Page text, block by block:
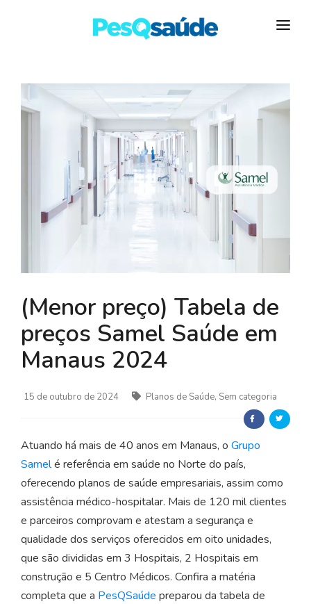
PLANOS DE SAÚDE
LABORATÓRIOS
(Menor preço) Tabela de
preços Samel Saúde em
Manaus 2024
15 de outubro de 2024 Planos de Saúde, Sem categoria
Atuando há mais de 40 anos em Manaus, o Grupo
Samelé referência em saúde no Norte do país,
oferecendo planos de saúde empresariais, assim como
assistência médico-hospitalar. Mais de 120 mil clientes
e parceiros comprovam e atestam a segurança e
qualidade dos serviços oferecidos em oito unidades,
que são divididas em 3 Hospitais, 2 Hospitais em
construção e 5 Centro Médicos. Confira a matéria
completa que a PesQSaúde preparou da tabela de